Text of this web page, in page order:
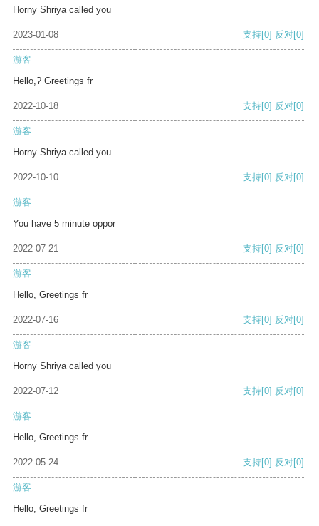
Horny Shriya called you
2023-01-08 支持[0] 反对[0]
游客
Hello,? Greetings fr
2022-10-18 支持[0] 反对[0]
游客
Horny Shriya called you
2022-10-10 支持[0] 反对[0]
游客
You have 5 minute oppor
2022-07-21 支持[0] 反对[0]
游客
Hello, Greetings fr
2022-07-16 支持[0] 反对[0]
游客
Horny Shriya called you
2022-07-12 支持[0] 反对[0]
游客
Hello, Greetings fr
2022-05-24 支持[0] 反对[0]
游客
Hello, Greetings fr